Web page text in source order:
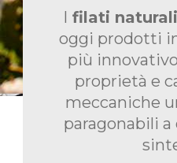
I filati naturali
oggi prodotti
più
proprietà e
meccaniche
paragonabili